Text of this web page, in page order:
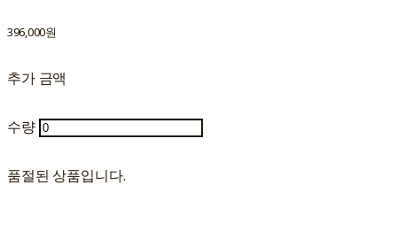
396,000원
추가 금액
수량
품절된 상품입니다.